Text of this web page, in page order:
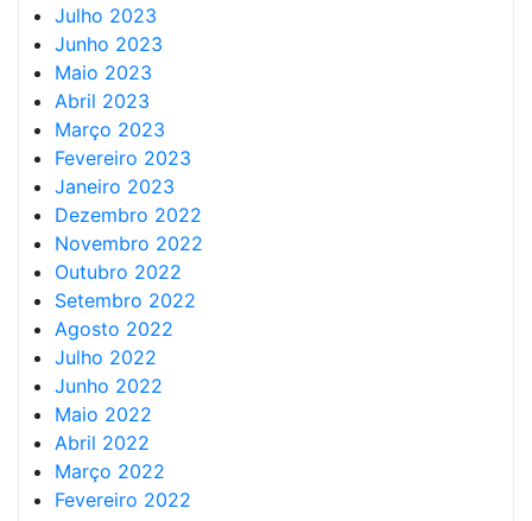
Julho 2023
Junho 2023
Maio 2023
Abril 2023
Março 2023
Fevereiro 2023
Janeiro 2023
Dezembro 2022
Novembro 2022
Outubro 2022
Setembro 2022
Agosto 2022
Julho 2022
Junho 2022
Maio 2022
Abril 2022
Março 2022
Fevereiro 2022